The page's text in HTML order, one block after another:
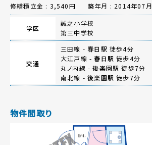
修繕積立金 : 3,540円
築年月 : 2014年07月
学区
誠之小学校
第三中学校
交通
三田線 - 春日駅 徒歩4分
大江戸線 - 春日駅 徒歩4分
丸ノ内線 -後楽園駅 徒歩7分
南北線 -後楽園駅 徒歩7分
物件間取り